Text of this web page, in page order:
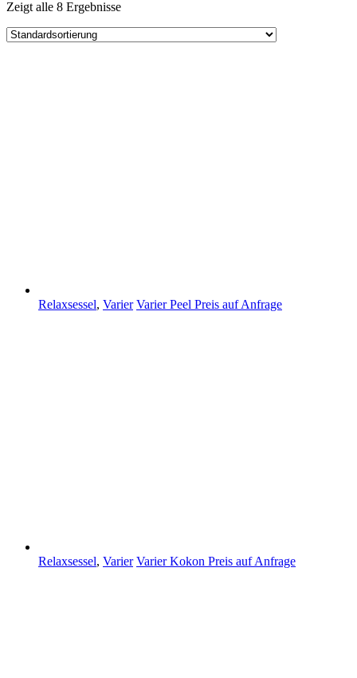
Zeigt alle 8 Ergebnisse
Relaxsessel, Varier Varier Peel Preis auf Anfrage
Relaxsessel, Varier Varier Kokon Preis auf Anfrage